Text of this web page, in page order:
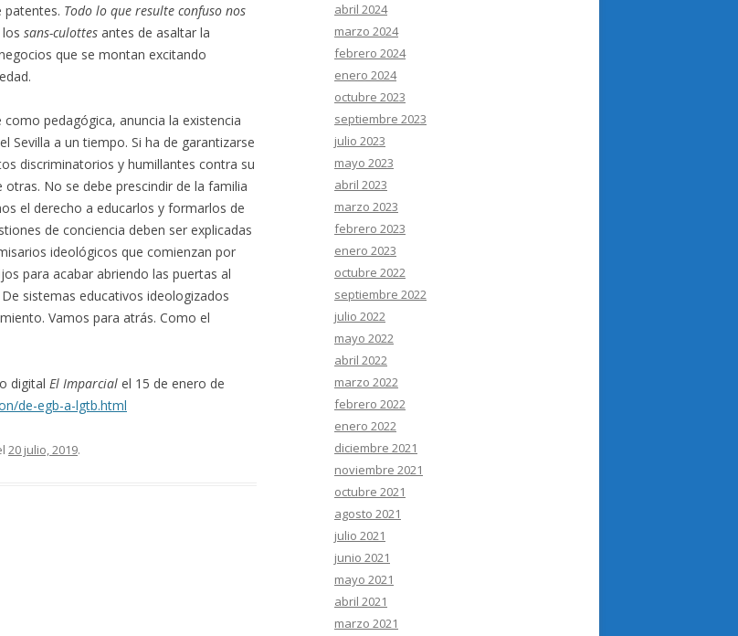
patentes. Todo lo que resulte confuso nos
sans-culottes antes de asaltar la
que se montan excitando
pedagógica, anuncia la existencia
Sevilla a un tiempo. Si ha de garantizarse
discriminatorios y humillantes contra su
No se debe prescindir de la familia
el derecho a educarlos y formarlos de
de conciencia deben ser explicadas
ideológicos que comienzan por
para acabar abriendo las puertas al
sistemas educativos ideologizados
Vamos para atrás. Como el
digital El Imparcial el 15 de enero de
de-egb-a-lgtb.html
20 julio, 2019.
abril 2024
marzo 2024
febrero 2024
enero 2024
octubre 2023
septiembre 2023
julio 2023
mayo 2023
abril 2023
marzo 2023
febrero 2023
enero 2023
octubre 2022
septiembre 2022
julio 2022
mayo 2022
abril 2022
marzo 2022
febrero 2022
enero 2022
diciembre 2021
noviembre 2021
octubre 2021
agosto 2021
julio 2021
junio 2021
mayo 2021
abril 2021
marzo 2021